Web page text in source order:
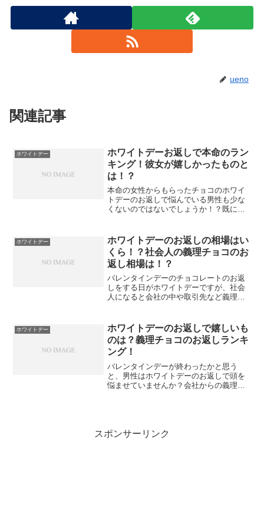
ueno
関連記事
ホワイトデー
ホワイトデーお返しで本命のラン
キング！彼女が嬉しかったものと
は！？
本命の女性からもらったチョコのホワイ
トデーのお返しで悩んでいる男性も少な
くないのではないでしょうか！？既に付
女性からもらったものなら、これからお
付き合いが続くかどうかの...
ホワイトデー
ホワイトデーのお返しの相場はい
くら！？社会人の義理チョコのお
返し相場は！？
バレンタインデーのチョコレートのお返
しをする日がホワイトデーですが、社会
人になると会社の中や取引先など義理チ
と風通しが悪くなってもいけませんの
で、お返しをしなければいけ...
ホワイトデー
ホワイトデーのお返しで嬉しいも
のは？義理チョコのお返しランキ
ング！
バレンタインデーが終わったかと思う
と、男性はホワイトデーのお返しで頭を
悩ませていませんか？会社からの義理チ
スポンサーリンク